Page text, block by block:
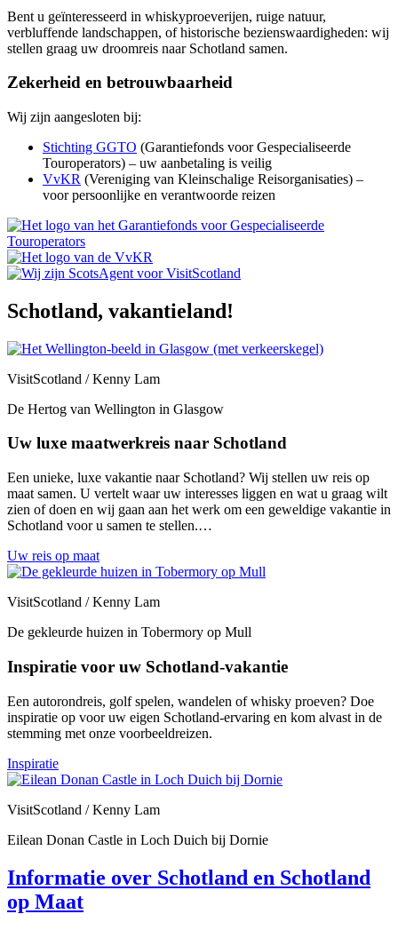
Bent u geïnteresseerd in whiskyproeverijen, ruige natuur,
verbluffende landschappen, of historische bezienswaardigheden: wij
stellen graag uw droomreis naar Schotland samen.
Zekerheid en betrouwbaarheid
Wij zijn aangesloten bij:
Stichting GGTO (Garantiefonds voor Gespecialiseerde
Touroperators) – uw aanbetaling is veilig
VvKR (Vereniging van Kleinschalige Reisorganisaties) –
voor persoonlijke en verantwoorde reizen
Schotland, vakantieland!
VisitScotland / Kenny Lam
De Hertog van Wellington in Glasgow
Uw luxe maatwerkreis naar Schotland
Een unieke, luxe vakantie naar Schotland? Wij stellen uw reis op
maat samen. U vertelt waar uw interesses liggen en wat u graag wilt
zien of doen en wij gaan aan het werk om een geweldige vakantie in
Schotland voor u samen te stellen.…
Uw reis op maat
VisitScotland / Kenny Lam
De gekleurde huizen in Tobermory op Mull
Inspiratie voor uw Schotland-vakantie
Een autorondreis, golf spelen, wandelen of whisky proeven? Doe
inspiratie op voor uw eigen Schotland-ervaring en kom alvast in de
stemming met onze voorbeeldreizen.
Inspiratie
VisitScotland / Kenny Lam
Eilean Donan Castle in Loch Duich bij Dornie
Informatie over Schotland en Schotland
op Maat